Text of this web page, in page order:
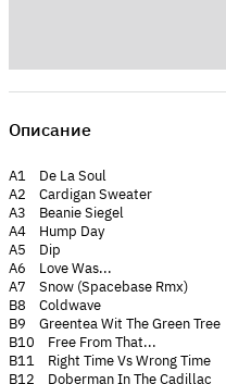
Описание
A1 De La Soul
A2 Cardigan Sweater
A3 Beanie Siegel
A4 Hump Day
A5 Dip
A6 Love Was...
A7 Snow (Spacebase Rmx)
B8 Coldwave
B9 Greentea Wit The Green Tree
B10 Free From That...
B11 Right Time Vs Wrong Time
B12 Doberman In The Cadillac